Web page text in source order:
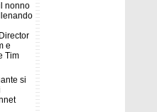
nonno
e
Tim
si